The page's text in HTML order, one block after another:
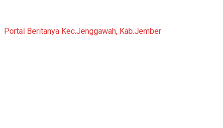
Portal Beritanya Kec.Jenggawah, Kab.Jember